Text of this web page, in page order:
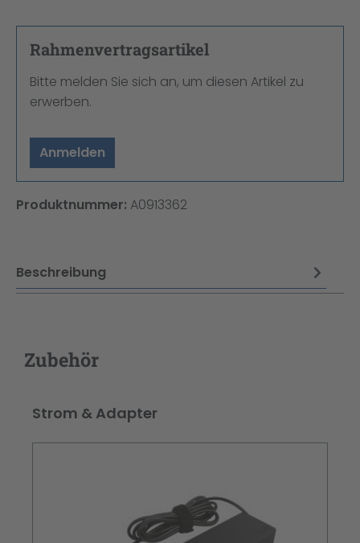
Rahmenvertragsartikel
Bitte melden Sie sich an, um diesen Artikel zu
erwerben.
Anmelden
Produktnummer: A0913362
Beschreibung
Zubehör
Produktgalerie überspringen
Strom & Adapter